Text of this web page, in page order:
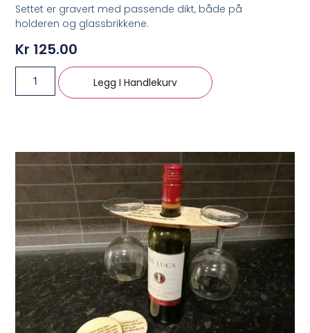
Settet er gravert med passende dikt, både på
holderen og glassbrikkene.
Kr 125.00
Legg I Handlekurv